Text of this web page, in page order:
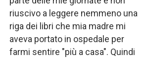
riuscivo a leggere nemmeno una
riga dei libri che mia madre mi
aveva portato in ospedale per
farmi sentire "più a casa". Quindi